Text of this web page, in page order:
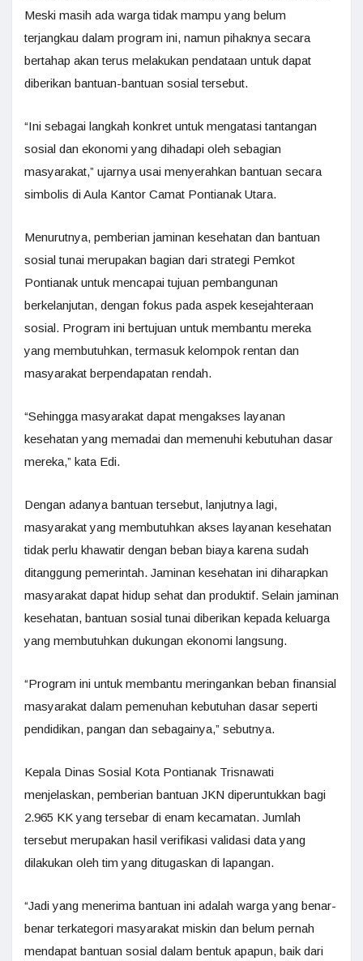
Meski masih ada warga tidak mampu yang belum
terjangkau dalam program ini, namun pihaknya secara
bertahap akan terus melakukan pendataan untuk dapat
diberikan bantuan-bantuan sosial tersebut.
“Ini sebagai langkah konkret untuk mengatasi tantangan
sosial dan ekonomi yang dihadapi oleh sebagian
masyarakat,” ujarnya usai menyerahkan bantuan secara
simbolis di Aula Kantor Camat Pontianak Utara.
Menurutnya, pemberian jaminan kesehatan dan bantuan
sosial tunai merupakan bagian dari strategi Pemkot
Pontianak untuk mencapai tujuan pembangunan
berkelanjutan, dengan fokus pada aspek kesejahteraan
sosial. Program ini bertujuan untuk membantu mereka
yang membutuhkan, termasuk kelompok rentan dan
masyarakat berpendapatan rendah.
“Sehingga masyarakat dapat mengakses layanan
kesehatan yang memadai dan memenuhi kebutuhan dasar
mereka,” kata Edi.
Dengan adanya bantuan tersebut, lanjutnya lagi,
masyarakat yang membutuhkan akses layanan kesehatan
tidak perlu khawatir dengan beban biaya karena sudah
ditanggung pemerintah. Jaminan kesehatan ini diharapkan
masyarakat dapat hidup sehat dan produktif. Selain jaminan
kesehatan, bantuan sosial tunai diberikan kepada keluarga
yang membutuhkan dukungan ekonomi langsung.
“Program ini untuk membantu meringankan beban finansial
masyarakat dalam pemenuhan kebutuhan dasar seperti
pendidikan, pangan dan sebagainya,” sebutnya.
Kepala Dinas Sosial Kota Pontianak Trisnawati
menjelaskan, pemberian bantuan JKN diperuntukkan bagi
2.965 KK yang tersebar di enam kecamatan. Jumlah
tersebut merupakan hasil verifikasi validasi data yang
dilakukan oleh tim yang ditugaskan di lapangan.
“Jadi yang menerima bantuan ini adalah warga yang benar-
benar terkategori masyarakat miskin dan belum pernah
mendapat bantuan sosial dalam bentuk apapun, baik dari